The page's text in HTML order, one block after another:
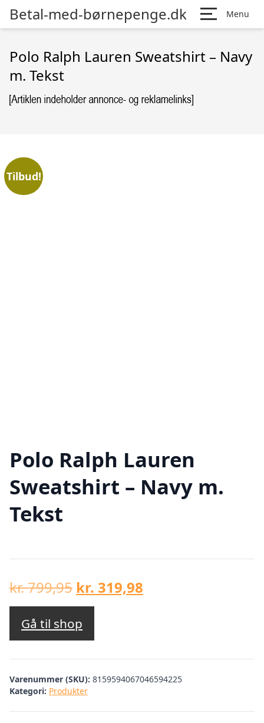
Betal-med-børnepenge.dk Menu
Polo Ralph Lauren Sweatshirt – Navy
m. Tekst
Tilbud!
Polo Ralph Lauren
Sweatshirt – Navy m.
Tekst
kr.799,95 Den
oprindelige
pris
var:
kr. 799,95.
kr. 319,98
kr. 319,98.
Gå til shop
Varenummer (SKU): 8159594067046594225
Kategori: Produkter